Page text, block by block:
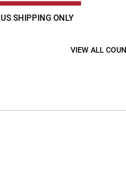
Gregory6. Juli
Ich empfehle
US SHIPPING ONLY
VIEW ALL